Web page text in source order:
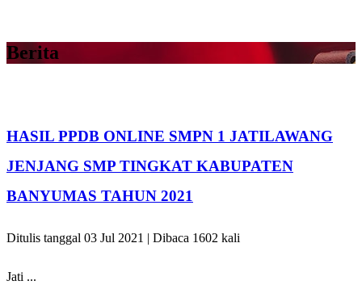
Berita
HASIL PPDB ONLINE SMPN 1 JATILAWANG
JENJANG SMP TINGKAT KABUPATEN
BANYUMAS TAHUN 2021
Ditulis tanggal 03 Jul 2021 | Dibaca 1602 kali
Jati ...